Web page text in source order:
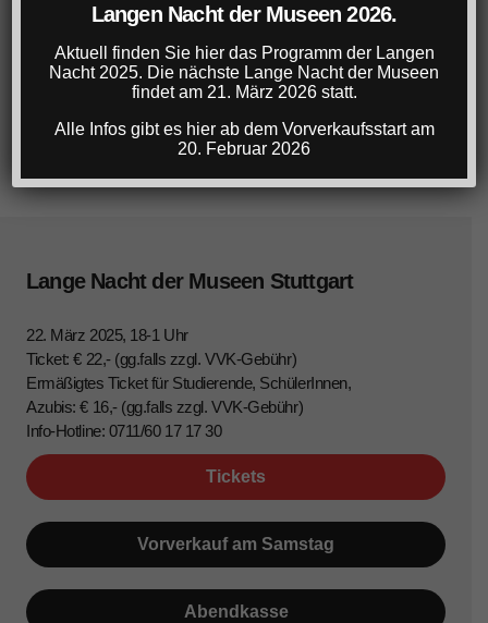
Lange Nacht der Museen Stuttgart
22. März 2025, 18-1 Uhr
Ticket: € 22,- (gg.falls zzgl. VVK-Gebühr)
Ermäßigtes Ticket für Studierende, SchülerInnen,
Azubis: € 16,- (gg.falls zzgl. VVK-Gebühr)
Info-Hotline: 0711/60 17 17 30
Tickets
Vorverkauf am Samstag
Abendkasse
Langen Nacht der Museen 2026.
Aktuell finden Sie hier das Programm der Langen
Nacht 2025. Die nächste Lange Nacht der Museen
findet am 21. März 2026 statt.
Alle Infos gibt es hier ab dem Vorverkaufsstart am
20. Februar 2026